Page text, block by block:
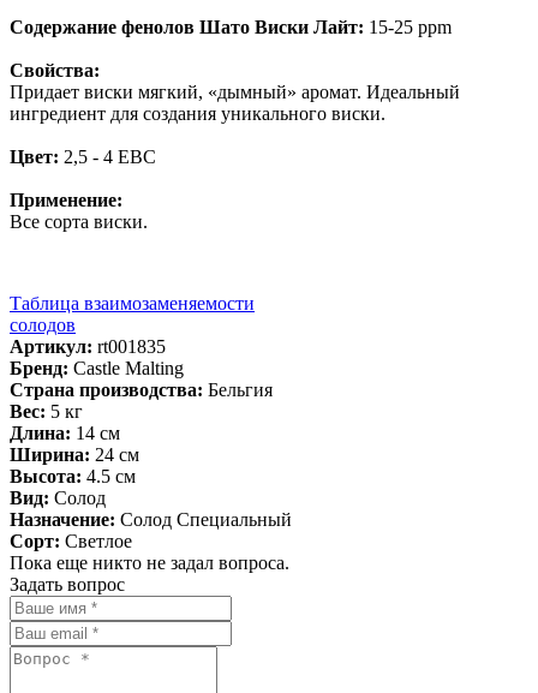
Содержание фенолов Шато Виски Лайт: 15-25 ppm
Свойства:
Придает виски мягкий, «дымный» аромат. Идеальный
ингредиент для создания уникального виски.
Цвет: 2,5 - 4 EBC
Применение:
Все сорта виски.
Таблица взаимозаменяемости
солодов
Артикул: rt001835
Бренд: Castle Malting
Страна производства: Бельгия
Вес: 5 кг
Длина: 14 см
Ширина: 24 см
Высота: 4.5 см
Вид: Солод
Назначение: Солод Специальный
Сорт: Светлое
Пока еще никто не задал вопроса.
Задать вопрос